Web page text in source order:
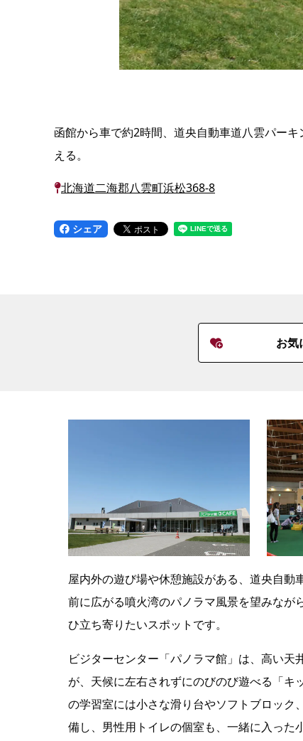
函館から車で約2時間、道央自動車道八雲パー
える。
北海道二海郡八雲町浜松368-8
シェア
お気
屋内外の遊び場や休憩施設がある、道央自
前に広がる噴火湾のパノラマ風景を望みな
ひ立ち寄りたいスポットです。
ビジターセンター「パノラマ館」は、高い
が、天候に左右されずにのびのび遊べる「
の学習室には小さな滑り台やソフトブロッ
備し、男性用トイレの個室も、一緒に入った